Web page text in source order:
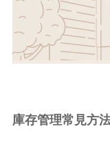
庫存管理常見方